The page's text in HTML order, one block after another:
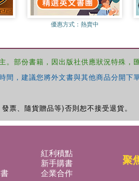
優惠方式： 熱賣中
部份書籍，因出版社供應狀況特殊，
，建議您將外文書與其他商品分開下
票、隨貨贈品等)否則恕不接受退貨。
紅利積點
新手購書
企業合作
聚